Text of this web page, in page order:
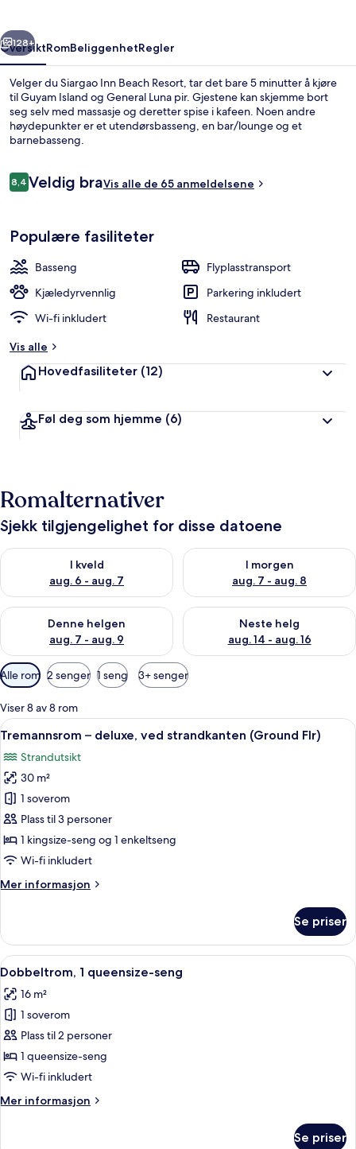
Neste
128+
OversiktRomBeliggenhetRegler
Velger du Siargao Inn Beach Resort, tar det bare 5 minutter å kjøre
til Guyam Island og General Luna pir. Gjestene kan skjemme bort
seg selv med massasje og deretter spise i kafeen. Noen andre
høydepunkter er et utendørsbasseng, en bar/lounge og et
barnebasseng.
Anmeldelser
8,48,4 av 10 –
Veldig braVis alle de 65 anmeldelsene
Populære fasiliteter
Basseng
Flyplasstransport
Kjæledyrvennlig
Parkering inkludert
Wi-fi inkludert
Restaurant
Vis alle
Hovedfasiliteter (12)
Føl deg som hjemme (6)
Romalternativer
Sjekk tilgjengelighet for disse datoene
I kveld
aug. 6 - aug. 7
Sjekk tilgjengelighet for i kveld, aug. 6 - aug. 7
I morgen
aug. 7 - aug. 8
Sjekk tilgjengelighet for i
Denne helgen
aug. 7 - aug. 9
Sjekk tilgjengelighet for denne helgen, aug. 7 - aug. 9
Neste helg
aug. 14 - aug. 16
Sjekk tilgjengelighet for neste
Tilgjengelige
filtre
for
rom
Alle rom 2 senger 1 seng 3+ senger
Viser 8 av 8 rom
Åpne
alle
bildene
av
Tremannsrom
–
deluxe,
ved
(Ground
Tremannsrom – deluxe, ved
18
Tremannsrom – deluxe, ved strandkanten (Ground Flr)
Strandutsikt
30 m²
1 soverom
Plass til 3 personer
1 kingsize-seng og 1 enkeltseng
Wi-fi inkludert
Mer informasjon
Mer
–
deluxe,
ved
(Ground
Flr)
Se priser
Åpne
alle
bildene
av
Dobbeltrom,
1
queensize-
Dobbeltrom, 1 queensize-seng |
13
Dobbeltrom, 1 queensize-seng
16 m²
1 soverom
Plass til 2 personer
1 queensize-seng
Wi-fi inkludert
Mer informasjon
Mer
Se priser